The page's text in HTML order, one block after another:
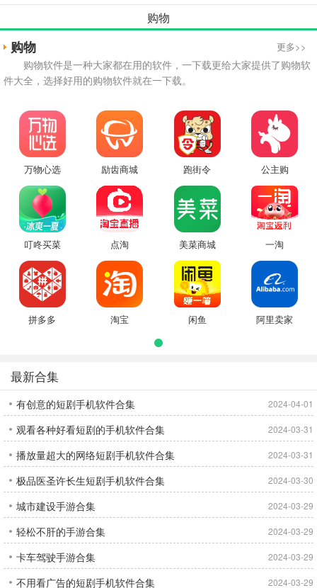
购物
购物 更多>>
购物软件是一种大家都在用的软件，一下载更给大家提供了购物软
件大全，选择好用的购物软件就在一下载。
万物心选 励齿商城 跑街令 公主购
叮咚买菜 点淘 美菜商城 一淘
拼多多 淘宝 闲鱼 阿里卖家
最新合集
有创意的短剧手机软件合集 2024-04-01
观看各种好看短剧的手机软件合集 2024-03-31
播放量超大的网络短剧手机软件合集 2024-03-31
极品医圣许长生短剧手机软件合集 2024-03-30
城市建设手游合集 2024-03-29
轻松不肝的手游合集 2024-03-29
卡车驾驶手游合集 2024-03-29
不用看广告的短剧手机软件合集 2024-03-29